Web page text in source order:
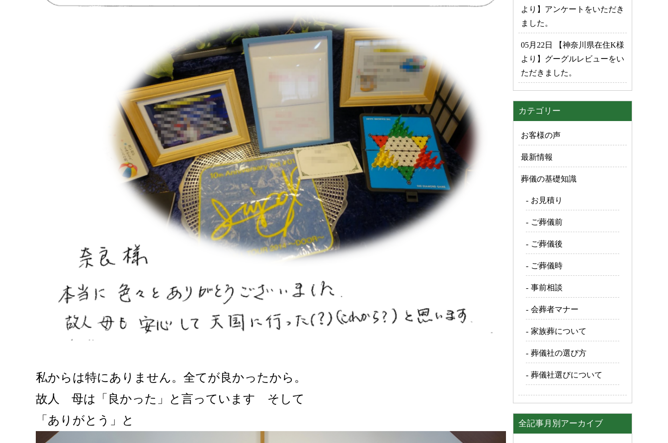
私からは特にありません。全てが良かったから。
故人 母は「良かった」と言っています そして
「ありがとう」と
より】アンケートをいただき
ました。
05月22日 【神奈川県在住K様
より】グーグルレビューをい
ただきました。
カテゴリー
お客様の声
最新情報
葬儀の基礎知識
お見積り
ご葬儀前
ご葬儀後
ご葬儀時
事前相談
会葬者マナー
家族葬について
葬儀社の選び方
葬儀社選びについて
全記事月別アーカイブ